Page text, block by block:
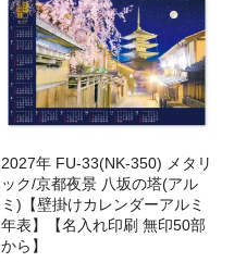
2027年 FU-33(NK-350) メタリ
ック/京都夜景 八坂の塔(アル
ミ)【壁掛けカレンダーアルミ
年表】【名入れ印刷 無印50部
から】